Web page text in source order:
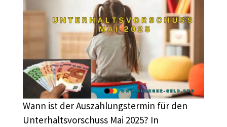
Wann ist der Auszahlungstermin für den
Unterhaltsvorschuss Mai 2025? In